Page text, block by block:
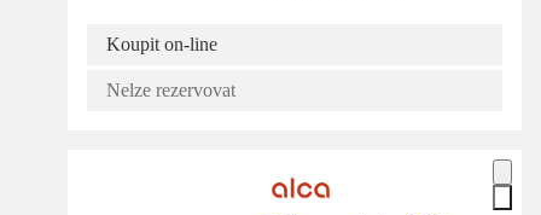
Koupit on-line
Nelze rezervovat